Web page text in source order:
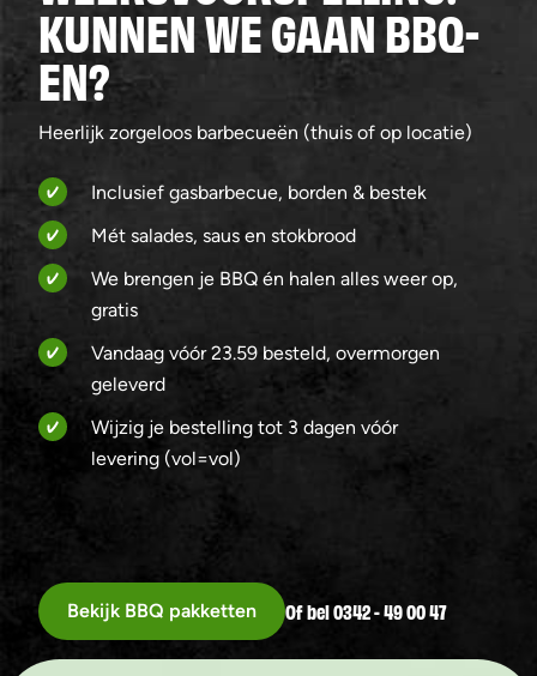
KUNNEN WE GAAN BBQ-
EN?
Heerlijk zorgeloos barbecueën (thuis of op locatie)
Inclusief gasbarbecue, borden & bestek
Mét salades, saus en stokbrood
We brengen je BBQ én halen alles weer op,
gratis
Vandaag vóór 23.59 besteld, overmorgen
geleverd
Wijzig je bestelling tot 3 dagen vóór
levering (vol=vol)
Bekijk BBQ pakketten Of bel 0342 - 49 00 47